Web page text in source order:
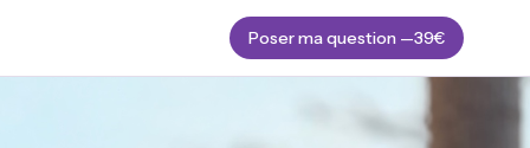
Poser ma question —39€